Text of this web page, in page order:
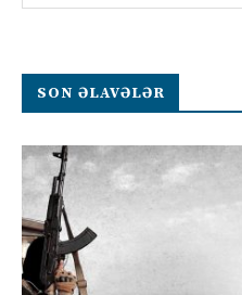
SON ƏLAVƏLƏR